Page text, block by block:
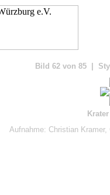
Bild 62 von 85 |
Aufnahme: Christian